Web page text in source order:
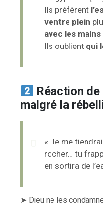
Ils préfèrent
ventre plein
avec les mains
Ils oublient qui
Réaction de
malgré la
« Je me
rocher… tu
en sortira de
➤ Dieu ne les